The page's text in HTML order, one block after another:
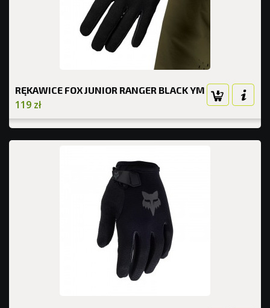
RĘKAWICE FOX JUNIOR RANGER BLACK YM
119 zł